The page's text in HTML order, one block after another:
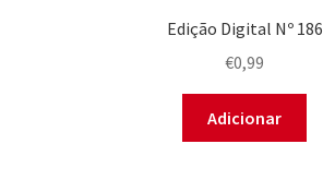
Edição Digital Nº 186
€0,99
Adicionar